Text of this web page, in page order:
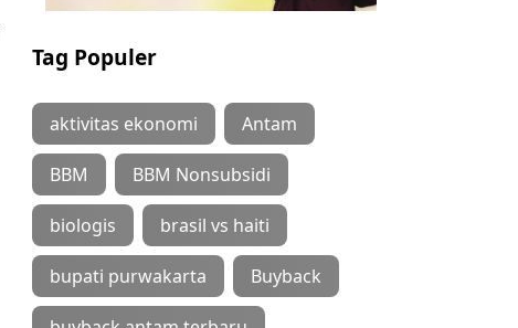
Tag Populer
aktivitas ekonomi Antam
BBM BBM Nonsubsidi
biologis brasil vs haiti
bupati purwakarta Buyback